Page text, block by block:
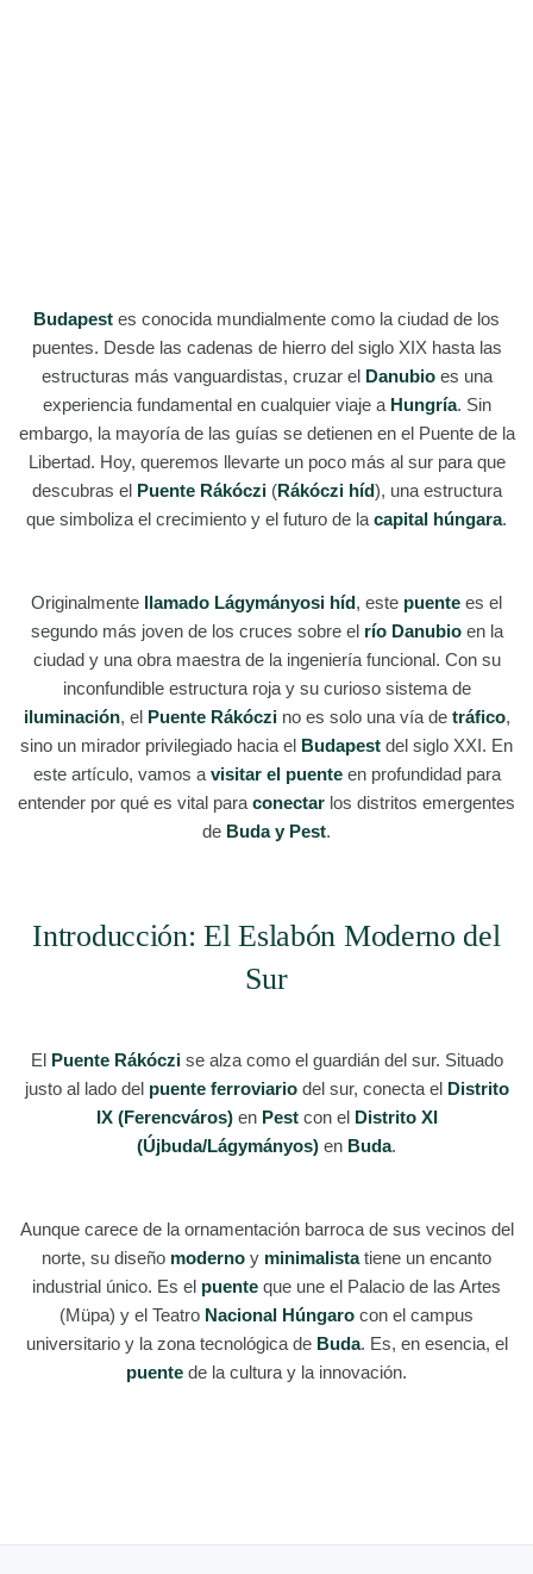
Budapest es conocida mundialmente como la ciudad de los
puentes. Desde las cadenas de hierro del siglo XIX hasta las
estructuras más vanguardistas, cruzar el Danubioes una
experiencia fundamental en cualquier viaje a Hungría. Sin
embargo, la mayoría de las guías se detienen en el Puente de la
Libertad. Hoy, queremos llevarte un poco más al sur para que
descubras el Puente Rákóczi(Rákóczi híd), una estructura
que simboliza el crecimiento y el futuro de la capital húngara.
Originalmente llamado Lágymányosi híd, este puente es el
segundo más joven de los cruces sobre el río Danubioen la
ciudad y una obra maestra de la ingeniería funcional. Con su
inconfundible estructura roja y su curioso sistema de
iluminación, el Puente Rákóczino es solo una vía de tráfico,
sino un mirador privilegiado hacia el Budapest del siglo XXI. En
este artículo, vamos a visitar el puenteen profundidad para
entender por qué es vital para conectar los distritos emergentes
de Buda y Pest.
Introducción: El Eslabón Moderno del
Sur
El Puente Rákóczise alza como el guardián del sur. Situado
justo al lado del puente ferroviariodel sur, conecta el Distrito
IX (Ferencváros)en Pestcon el Distrito XI
(Újbuda/Lágymányos) en Buda.
Aunque carece de la ornamentación barroca de sus vecinos del
norte, su diseño moderno y minimalistatiene un encanto
industrial único. Es el puente que une el Palacio de las Artes
(Müpa) y el Teatro Nacional Húngaro con el campus
universitario y la zona tecnológica de Buda. Es, en esencia, el
puente de la cultura y la innovación.